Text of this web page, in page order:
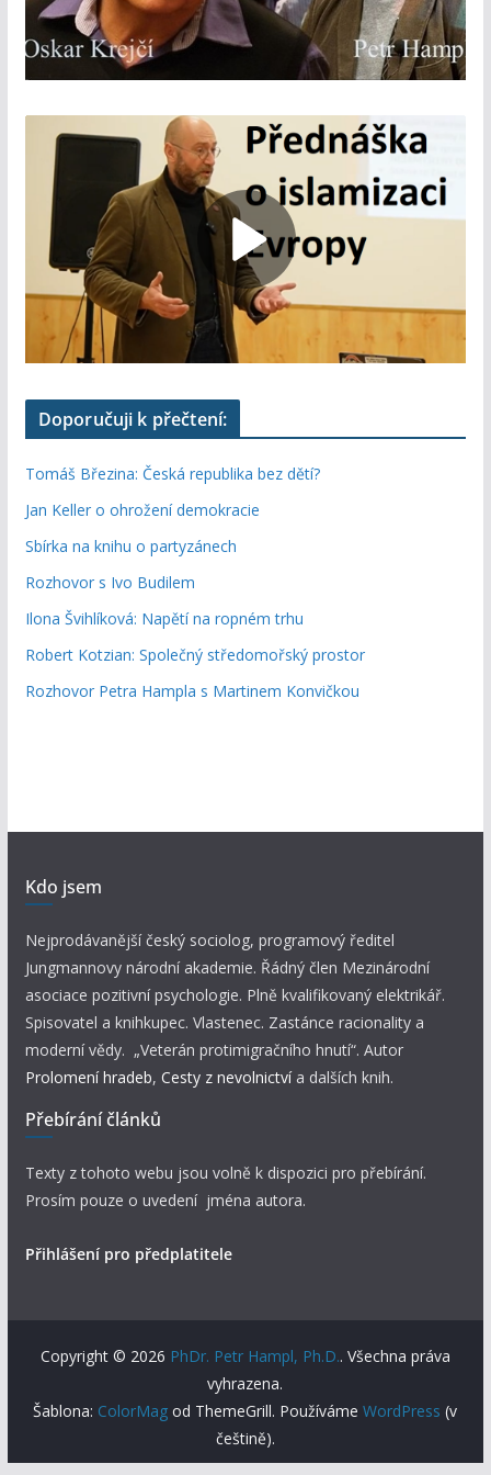
Doporučuji k přečtení:
Tomáš Březina: Česká republika bez dětí?
Jan Keller o ohrožení demokracie
Sbírka na knihu o partyzánech
Rozhovor s Ivo Budilem
Ilona Švihlíková: Napětí na ropném trhu
Robert Kotzian: Společný středomořský prostor
Rozhovor Petra Hampla s Martinem Konvičkou
Kdo jsem
Nejprodávanější český sociolog, programový ředitel
Jungmannovy národní akademie. Řádný člen Mezinárodní
asociace pozitivní psychologie. Plně kvalifikovaný elektrikář.
Spisovatel a knihkupec. Vlastenec. Zastánce racionality a
moderní vědy. „Veterán protimigračního hnutí“. Autor
Prolomení hradeb, Cesty z nevolnictví a dalších knih.
Přebírání článků
Texty z tohoto webu jsou volně k dispozici pro přebírání.
Prosím pouze o uvedení jména autora.
Přihlášení pro předplatitele
Copyright © 2026 PhDr. Petr Hampl, Ph.D.. Všechna práva
vyhrazena.
Šablona: ColorMag od ThemeGrill. PoužívámeWordPress (v
češtině).